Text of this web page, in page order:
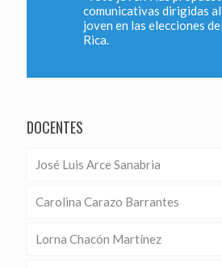
comunicativas dirigidas
joven en las elecciones
Rica.
DOCENTES
José Luis Arce Sanabria
Carolina Carazo Barrantes
Lorna Chacón Martínez